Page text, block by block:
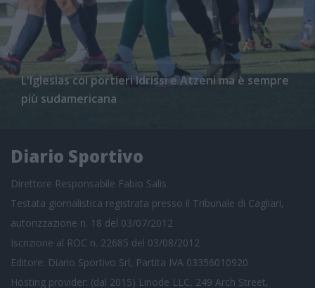
L'Iglesias coi portieri Idrissi e Atzeni ma è sempre
più sudamericana
Diario Sportivo
Direttore Responsabile Fabio Salis
Testata giornalistica registrata presso il Tribunale di Cagliari,
autorizzazione n. 18 del 03/07/2012
Iscrizione al ROC n. 22685 del 03/08/2012
Editore: Diario Sportivo Srl, Partita IVA 03356010920
Hosting provider: (dal 2015) Linode LLC, 249 Arch Street,